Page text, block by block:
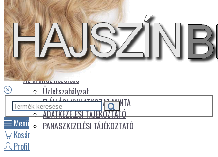
Hírek
Csomagautomaták listája
Üdvözlet
Az áruház kezelése
Üzletszabályzat
ELÁLLÁSI NYILATKOZAT MINTA
ADATKEZELÉSI TÁJÉKOZTATÓ
PANASZKEZELÉSI TÁJÉKOZTATÓ
Menü
Kosár
Profil